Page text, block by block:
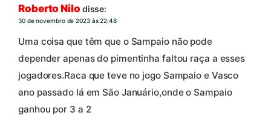
Roberto Nilo disse:
30 de novembro de 2023 às 22:48
Uma coisa que têm que o Sampaio não pode
depender apenas do pimentinha faltou raça a esses
jogadores.Raca que teve no jogo Sampaio e Vasco
ano passado lá em São Januário,onde o Sampaio
ganhou por 3 a 2